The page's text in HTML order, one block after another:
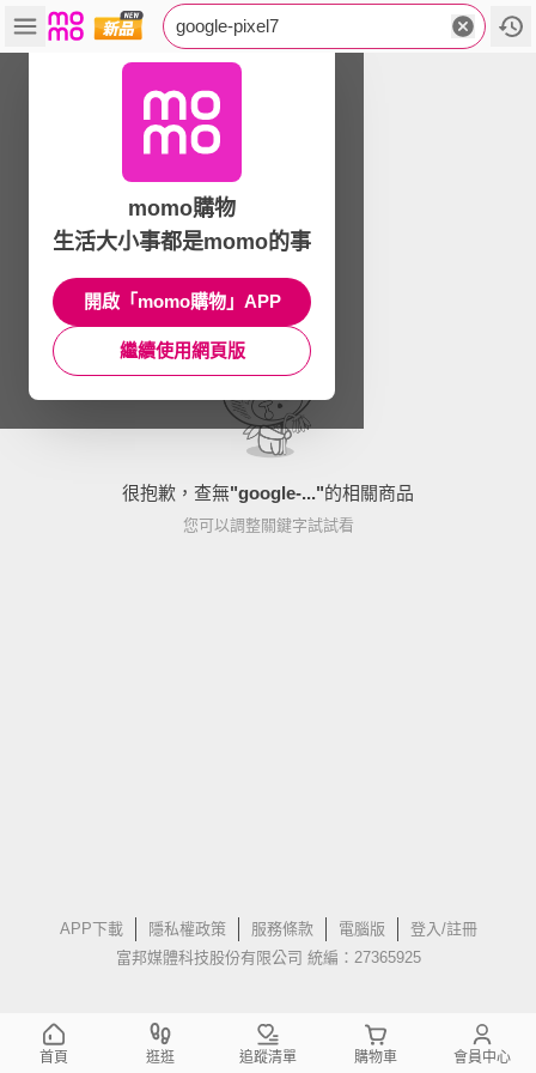
google-pixel7
很抱歉，查無"google-..."的相關商品
您可以調整關鍵字試試看
APP下載 隱私權政策 服務條款 電腦版
登入/註冊
富邦媒體科技股份有限公司 統編：27365925
momo購物
生活大小事都是momo的事
開啟「momo購物」APP
繼續使用網頁版
首頁 逛逛 追蹤清單 購物車 會員中心